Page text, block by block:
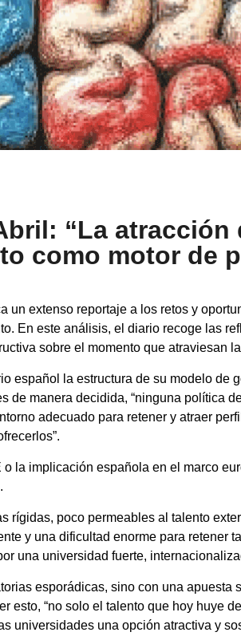
“La atracción
como motor de
un extenso reportaje a los retos y
En este análisis, el diario recoge las
sobre el momento que atraviesan
español la estructura de su modelo de
manera decidida, “ninguna política
adecuado para retener y atraer
implicación española en el marco
poco permeables al talento
y una dificultad enorme para retener
una universidad fuerte,
esporádicas, sino con una apuesta
“no solo el talento que hoy huye
universidades una opción atractiva y